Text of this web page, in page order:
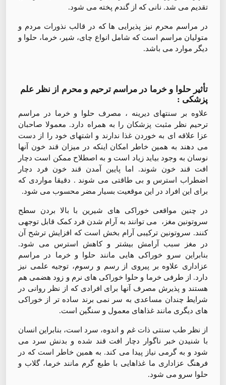
تقدیم می شد. نانی که از گندم پخته می شود.
در مراسم محرم نیز پذیرایی ها که در قالب نذورات مردم و
متولیان مراسم است که شامل انواع چای، شیر، خرما، حلوا و
دیگر موارد می باشد.
تأثیر حلوا و خرما در مراسم ترحیم و محرم از نظر علم
پزشکی :
علاوه بر سنتهای دیرینه ، مصرف حلوا و خرما در مراسم
ترحیم نظر مثبت پزشکان را به همراه دارد. معمولا صاحبان
عزا علاقه ای به خوردن غذا ندارند و اشتهای خود را از دست
می دهند به همین خاطر امکان اینکه در میزان قند خون آنها
نوسان به وجود بیاید زیاد است و به اصطلاح ممکن است دچار
افت قند خون شوند. اما پایین آمدن قند خون فرد دچار
اضطراب استرس و بی طاقتی می شوند . دقیقا مواردی که
برای این افراد در این موقعیت بسیار مضر محسوب می شود.
در چنین مواقعی خوراکی های شیرین با بالا بردن سطح
سروتونین مغز، می توانند به آرام شدن فرد کمک قابل توجهی
کنند. سروتونین ترکیبی آرام بخش است که افزایش ترشح آن
در مغز سبب آرامش بیشتر و کاهش استرس می شود.
بنابراین سرو خوراکی هایی مانند حلوا و خرما در مراسم
عزاداری علاوه بر پیروی از رسم و رسوم، توجيه علمی نیز
دارد. از طرفی خرما و حلوا خوراکی های نرم و زود هضمی هم
هستند و پذیرش مصرف آنها برای افرادی که از نظر روانی در
شرایط چندان مساعدی به سر نمی برند ساده تر از خوراکی
های دیگری مانند غذاهای معمول و سنگین است.
از نظر طب سنتی ذات غم و اندوه، سرد است، بنابراین انسان
با شنیدن خبر ناگوار دچار افت قند شده و بدنش سرد می
شود و به گرمی نیاز پیدا می کند. به همین خاطر است که در
فرهنگ عزاداری ما غذاهایی با طبع گرم مانند خرما، گلاب و
حلوا سرو می شود.